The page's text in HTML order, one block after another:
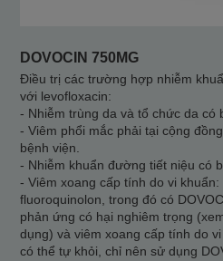
DOVOCIN 750MG
Điều trị các trường hợp nhiễm
với levofloxacin:
- Nhiễm trùng da và tổ chức da có
- Viêm phổi mắc phải tại cộng
bệnh viện.
- Nhiễm khuẩn đường tiết niệu có
- Viêm xoang cấp tính do vi khuẩn:
fluoroquinolon, trong đó có
phản ứng có hại nghiêm trọng
dụng) và viêm xoang cấp tính do
có thể tự khỏi, chỉ nên sử dụng